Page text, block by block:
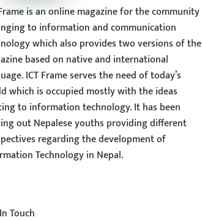
is an online magazine for the community
to information and communication
which also provides two versions of the
based on native and international
ICT Frame serves the need of today’s
which is occupied mostly with the ideas
to information technology. It has been
out Nepalese youths providing different
regarding the development of
Technology in Nepal.
Touch